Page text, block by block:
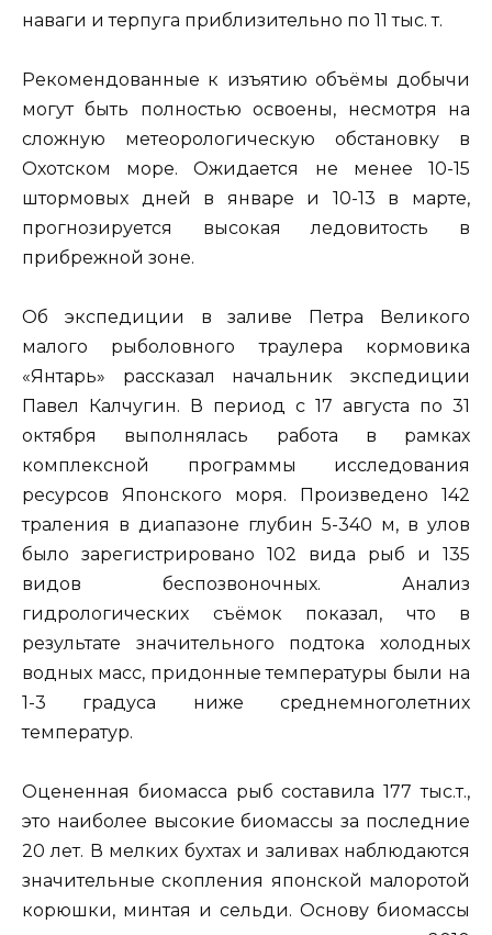
наваги и терпуга приблизительно по 11 тыс. т.
Рекомендованные к изъятию объёмы добычи
могут быть полностью освоены, несмотря на
сложную метеорологическую обстановку в
Охотском море. Ожидается не менее 10-15
штормовых дней в январе и 10-13 в марте,
прогнозируется высокая ледовитость в
прибрежной зоне.
Об экспедиции в заливе Петра Великого
малого рыболовного траулера кормовика
«Янтарь» рассказал начальник экспедиции
Павел Калчугин. В период с 17 августа по 31
октября выполнялась работа в рамках
комплексной программы исследования
ресурсов Японского моря. Произведено 142
траления в диапазоне глубин 5-340 м, в улов
было зарегистрировано 102 вида рыб и 135
видов беспозвоночных. Анализ
гидрологических съёмок показал, что в
результате значительного подтока холодных
водных масс, придонные температуры были на
1-3 градуса ниже среднемноголетних
температур.
Оцененная биомасса рыб составила 177 тыс.т.,
это наиболее высокие биомассы за последние
20 лет. В мелких бухтах и заливах наблюдаются
значительные скопления японской малоротой
корюшки, минтая и сельди. Основу биомассы